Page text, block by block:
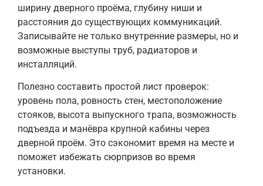
ширину дверного проёма, глубину ниши и
расстояния до существующих коммуникаций.
Записывайте не только внутренние размеры, но и
возможные выступы труб, радиаторов и
инсталляций.
Полезно составить простой лист проверок:
уровень пола, ровность стен, местоположение
стояков, высота выпускного трапа, возможность
подъезда и манёвра крупной кабины через
дверной проём. Это сэкономит время на месте и
поможет избежать сюрпризов во время
установки.